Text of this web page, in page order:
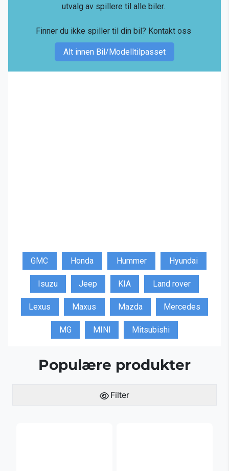
utvalg av spillere til alle biler.
Finner du ikke spiller til din bil? Kontakt oss
Alt innen Bil/Modelltilpasset
GMC Honda Hummer Hyundai
Isuzu Jeep KIA Land rover
Lexus Maxus Mazda Mercedes
MG MINI Mitsubishi
Populære produkter
Filter